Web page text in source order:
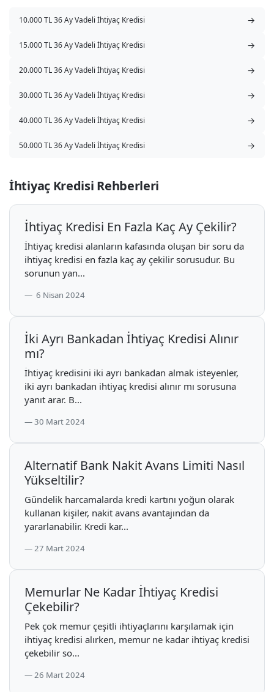
10.000 TL 36 Ay Vadeli İhtiyaç Kredisi →
15.000 TL 36 Ay Vadeli İhtiyaç Kredisi →
20.000 TL 36 Ay Vadeli İhtiyaç Kredisi →
30.000 TL 36 Ay Vadeli İhtiyaç Kredisi →
40.000 TL 36 Ay Vadeli İhtiyaç Kredisi →
50.000 TL 36 Ay Vadeli İhtiyaç Kredisi →
İhtiyaç Kredisi Rehberleri
İhtiyaç Kredisi En Fazla Kaç Ay Çekilir?
İhtiyaç kredisi alanların kafasında oluşan bir soru da
ihtiyaç kredisi en fazla kaç ay çekilir sorusudur. Bu
sorunun yan...
6 Nisan 2024
İki Ayrı Bankadan İhtiyaç Kredisi Alınır
mı?
İhtiyaç kredisini iki ayrı bankadan almak isteyenler,
iki ayrı bankadan ihtiyaç kredisi alınır mı sorusuna
yanıt arar. B...
30 Mart 2024
Alternatif Bank Nakit Avans Limiti Nasıl
Yükseltilir?
Gündelik harcamalarda kredi kartını yoğun olarak
kullanan kişiler, nakit avans avantajından da
yararlanabilir. Kredi kar...
27 Mart 2024
Memurlar Ne Kadar İhtiyaç Kredisi
Çekebilir?
Pek çok memur çeşitli ihtiyaçlarını karşılamak için
ihtiyaç kredisi alırken, memur ne kadar ihtiyaç kredisi
çekebilir so...
26 Mart 2024